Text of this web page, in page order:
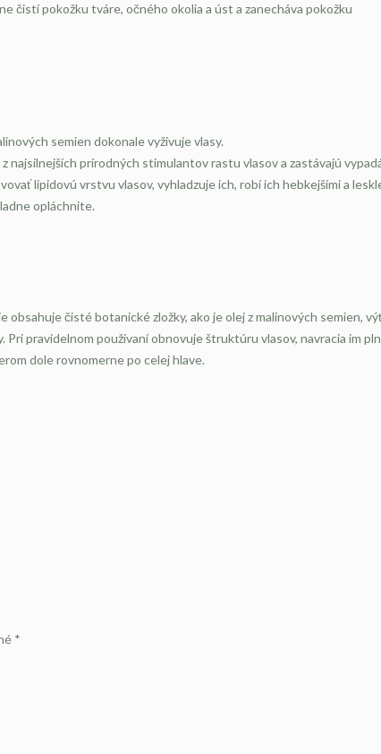
čistí pokožku tváre, očného okolia a úst a zanecháva pokožku
semien dokonale vyživuje vlasy.
najsilnejších prírodných stimulantov rastu vlasov a zastávajú
lipidovú vrstvu vlasov, vyhladzuje ich, robí ich hebkejšími a
opláchnite.
čisté botanické zložky, ako je olej z malinových semien,
pravidelnom používaní obnovuje štruktúru vlasov, navracia im
dole rovnomerne po celej hlave.
*